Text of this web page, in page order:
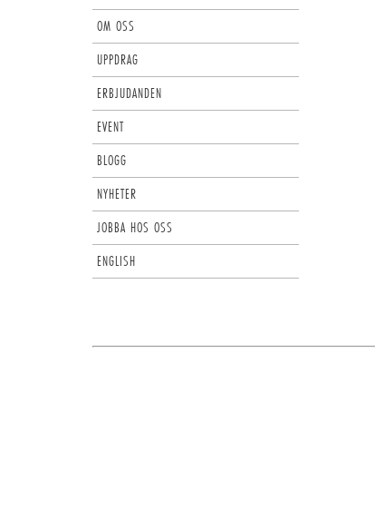
OM OSS
UPPDRAG
ERBJUDANDEN
EVENT
BLOGG
NYHETER
JOBBA HOS OSS
ENGLISH